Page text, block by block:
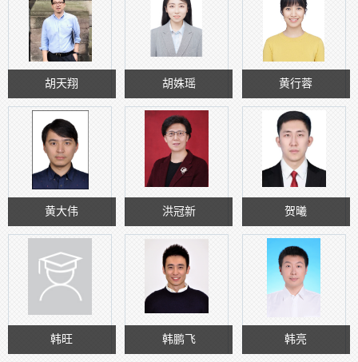
胡天翔 胡姝瑶 黄行蓉
黄大伟 洪冠新 贺曦
韩旺 韩鹏飞 韩亮